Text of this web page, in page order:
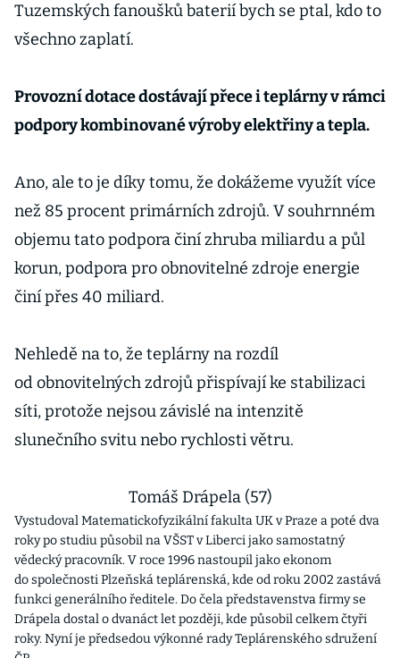
Tuzemských fanoušků baterií bych se ptal, kdo to
všechno zaplatí.
Provozní dotace dostávají přece i teplárny v rámci
podpory kombinované výroby elektřiny a tepla.
Ano, ale to je díky tomu, že dokážeme využít více
než 85 procent primárních zdrojů. V souhrnném
objemu tato podpora činí zhruba miliardu a půl
korun, podpora pro obnovitelné zdroje energie
činí přes 40 miliard.
Nehledě na to, že teplárny na rozdíl
od obnovitelných zdrojů přispívají ke stabilizaci
síti, protože nejsou závislé na intenzitě
slunečního svitu nebo rychlosti větru.
Tomáš Drápela (57)
Vystudoval Matematickofyzikální fakulta UK v Praze a poté dva
roky po studiu působil na VŠST v Liberci jako samostatný
vědecký pracovník. V roce 1996 nastoupil jako ekonom
do společnosti Plzeňská teplárenská, kde od roku 2002 zastává
funkci generálního ředitele. Do čela představenstva firmy se
Drápela dostal o dvanáct let později, kde působil celkem čtyři
roky. Nyní je předsedou výkonné rady Teplárenského sdružení